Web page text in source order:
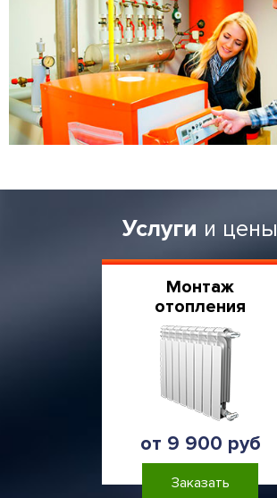
Услуги и цены
Монтаж
отопления
от 9 900 руб
Заказать